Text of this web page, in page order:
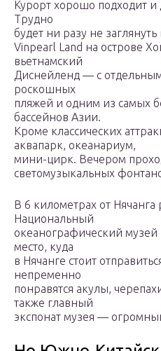
Курорт хорошо подходит и
Трудно
будет ни разу не
Vinpearl Land на острове
вьетнамский
Диснейленд — с
роскошных
пляжей и одним из самых
бассейнов Азии.
Кроме классических
аквапарк, океанариум,
мини-цирк. Вечером
светомузыкальных
В 6 километрах от Нячанга
Национальный
океанографический
место, куда
в Нячанге стоит
непременно
понравятся акулы,
также главный
экспонат музея —